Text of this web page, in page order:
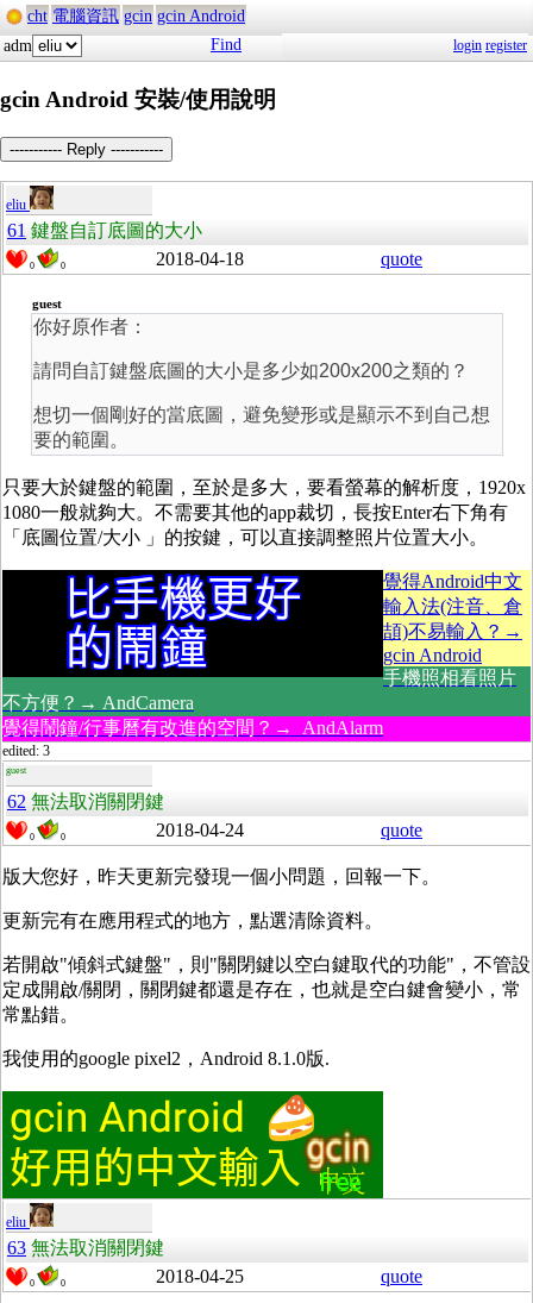
cht 電腦資訊 gcin gcin Android
adm
Find login register
gcin Android 安裝/使用說明
----------- Reply -----------
eliu
61 鍵盤自訂底圖的大小
0 0 2018-04-18 quote
guest
你好原作者：
請問自訂鍵盤底圖的大小是多少如200x200之類的？
想切一個剛好的當底圖，避免變形或是顯示不到自己想
要的範圍。
只要大於鍵盤的範圍，至於是多大，要看螢幕的解析度，1920x
1080一般就夠大。不需要其他的app裁切，長按Enter右下角有
「底圖位置/大小 」的按鍵，可以直接調整照片位置大小。
覺得Android中文
輸入法(注音、倉
頡)不易輸入？→
gcin Android
手機照相看照片
不方便？→ AndCamera
覺得鬧鐘/行事曆有改進的空間？→ AndAlarm
edited: 3
guest
62 無法取消關閉鍵
0 0 2018-04-24 quote
版大您好，昨天更新完發現一個小問題，回報一下。
更新完有在應用程式的地方，點選清除資料。
若開啟"傾斜式鍵盤"，則"關閉鍵以空白鍵取代的功能"，不管設
定成開啟/關閉，關閉鍵都還是存在，也就是空白鍵會變小，常
常點錯。
我使用的google pixel2，Android 8.1.0版.
eliu
63 無法取消關閉鍵
0 0 2018-04-25 quote